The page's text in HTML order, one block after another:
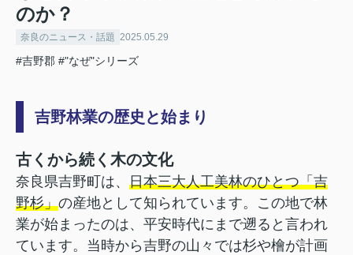
のか？
奈良のニュース・話題 2025.05.29
#吉野郡 #"なぜ"シリーズ
吉野林業の歴史と始まり
古くから続く木の文化
奈良県吉野町は、 日本三大人工美林のひとつ「吉
野杉」の産地として知られています。この地で林
業が始まったのは、平安時代にまで遡ると言われ
ています。当時から吉野の山々では杉や檜が計画